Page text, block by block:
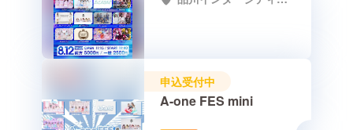
申込受付中
A-one FES mini